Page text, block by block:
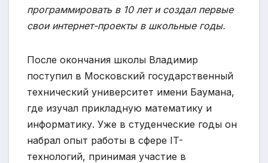
программировать в 10 лет и создал первые
свои интернет-проекты в школьные годы.
После окончания школы Владимир
поступил в Московский государственный
технический университет имени Баумана,
где изучал прикладную математику и
информатику. Уже в студенческие годы он
набрал опыт работы в сфере IT-
технологий, принимая участие в